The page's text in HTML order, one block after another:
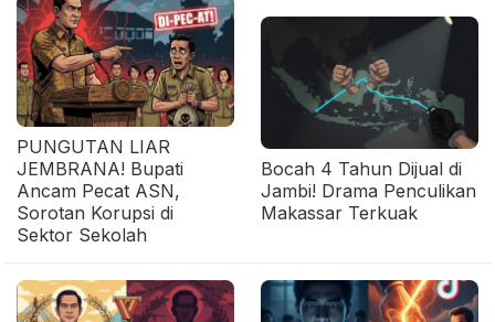
PUNGUTAN LIAR
JEMBRANA! Bupati
Ancam Pecat ASN,
Sorotan Korupsi di
Sektor Sekolah
Bocah 4 Tahun Dijual di
Jambi! Drama Penculikan
Makassar Terkuak